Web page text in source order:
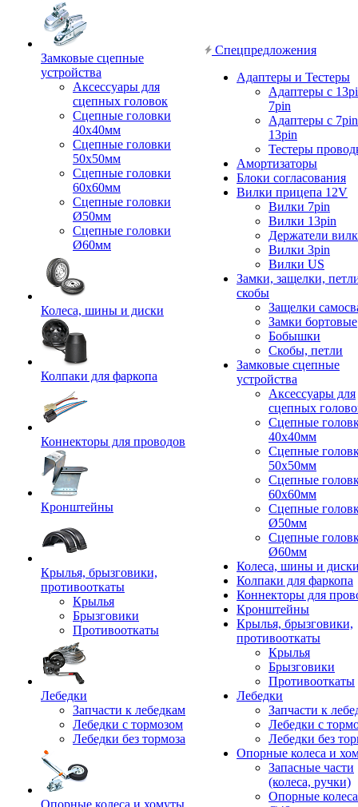
Замковые сцепные
устройства
Аксессуары для
сцепных головок
Сцепные головки
40x40мм
Сцепные головки
50x50мм
Сцепные головки
60x60мм
Сцепные головки
Ø50мм
Сцепные головки
Ø60мм
Колеса, шины и диски
Колпаки для фаркопа
Коннекторы для проводов
Кронштейны
Крылья, брызговики,
противооткаты
Крылья
Брызговики
Противооткаты
Лебедки
Запчасти к лебедкам
Лебедки с тормозом
Лебедки без тормоза
Опорные колеса и хомуты
Спецпредложения
Адаптеры и Тестеры
Адаптеры с
7pin
Адаптеры с
13pin
Тестеры
Амортизаторы
Блоки согласования
Вилки прицепа 12V
Вилки 7pin
Вилки 13pin
Держатели
Вилки 3pin
Вилки US
Замки, защелки,
скобы
Защелки
Замки бортовые
Бобышки
Скобы, петли
Замковые сцепные
устройства
Аксессуары для
сцепных
Сцепные
40x40мм
Сцепные
50x50мм
Сцепные
60x60мм
Сцепные
Ø50мм
Сцепные
Ø60мм
Колеса, шины и
Колпаки для фаркопа
Коннекторы для
Кронштейны
Крылья, брызговики,
противооткаты
Крылья
Брызговики
Противооткаты
Лебедки
Запчасти к
Лебедки с
Лебедки без
Опорные колеса и
Запасные части
(колеса, ручки)
Опорные колеса